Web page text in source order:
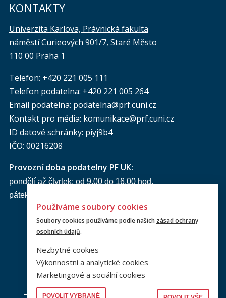
KONTAKTY
Univerzita Karlova, Právnická fakulta
náměstí Curieových 901/7, Staré Město
110 00 Praha 1
Telefon: +420 221 005 111
Telefon podatelna: +420 221 005 264
Email podatelna: podatelna@prf.cuni.cz
Kontakt pro média: komunikace@prf.cuni.cz
ID datové schránky: piyj9b4
IČO: 00216208
Provozní doba podatelny PF UK:
pondělí až čtvrtek: od 9.00 do 16.00 hod.
pátek: od 9.00 do 15.00 hod.
Používáme soubory cookies
Soubory cookies používáme podle našich zásad ochrany
osobních údajů.
Nezbytné cookies
Výkonnostní a analytické cookies
Marketingové a sociální cookies
POVOLIT VYBRANÉ